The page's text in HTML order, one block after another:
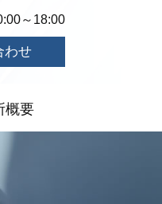
～18:00
わせ
概要